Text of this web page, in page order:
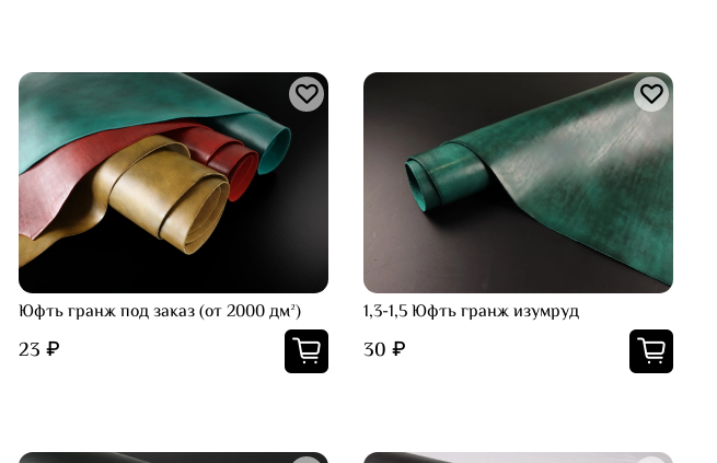
Юфть гранж под заказ (от 2000 дм²)
23 ₽
1,3-1,5 Юфть гранж изумруд
30 ₽